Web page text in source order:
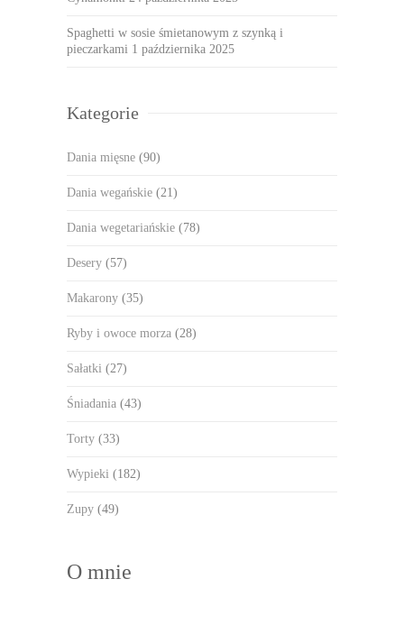
Spaghetti w sosie śmietanowym z szynką i
pieczarkami 1 października 2025
Kategorie
Dania mięsne (90)
Dania wegańskie (21)
Dania wegetariańskie (78)
Desery (57)
Makarony (35)
Ryby i owoce morza (28)
Sałatki (27)
Śniadania (43)
Torty (33)
Wypieki (182)
Zupy (49)
O mnie